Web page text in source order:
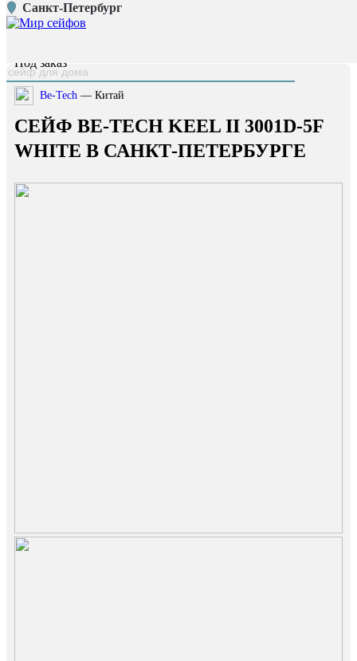
Санкт-Петербург
Главная страница /
Каталог /
Под заказ
Be-Tech — Китай
СЕЙФ BE-TECH KEEL II 3001D-5F
WHITE В САНКТ-ПЕТЕРБУРГЕ